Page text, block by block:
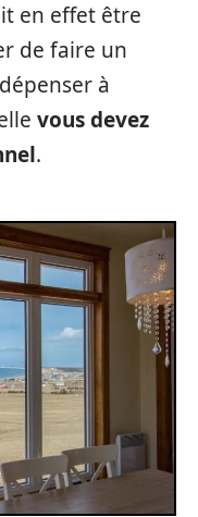
en effet être
de faire un
à
vous devez
.